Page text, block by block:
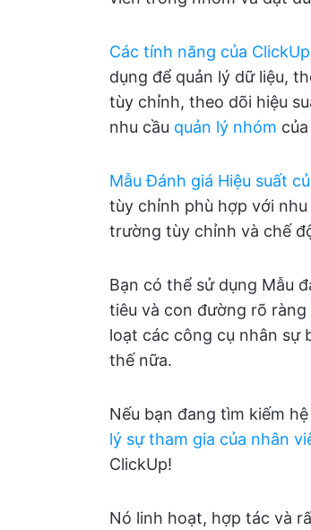
Các tính năng của ClickUp
dụng để quản lý dữ liệu,
tùy chỉnh, theo dõi hiệu
nhu cầu quản lý nhóm
Mẫu Đánh giá Hiệu suất
tùy chỉnh phù hợp với
trường tùy chỉnh và chế
Bạn có thể sử dụng Mẫu
tiêu và con đường rõ
loạt các công cụ nhân sự
thế nữa.
Nếu bạn đang tìm kiếm
lý sự tham gia của nhân
ClickUp!
Nó linh hoạt, hợp tác và